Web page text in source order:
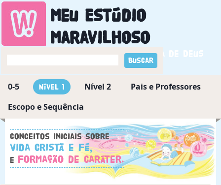
Meu Estúdio
Maravilhoso
Descobrindo a maravilha de Deus
0-5 Nível 1 Nível 2
Pais e Professores
Escopo e Sequência
Conceitos iniciais sobre
Vida Cristã e Fé,
e Formação de Caráter.